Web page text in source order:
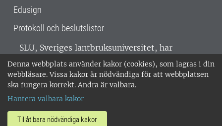
Denna webbplats använder kakor (cookies), som lagras i din
webbläsare. Vissa kakor är nödvändiga för att webbplatsen
ska fungera korrekt. Andra är valbara.
Hantera valbara kakor
Tillåt bara nödvändiga kakor
Edusign
Protokoll och beslutslistor
SLU, Sveriges lantbruksuniversitet, har
verksamhet över hela Sverige. Huvudorter är
Alnarp, Uppsala och Umeå.SLU är
miljöcertifierat enligt ISO 14001. •
018-67 10 00 • Org nr: 202100-2817 •
Om SLU:s webbplatser